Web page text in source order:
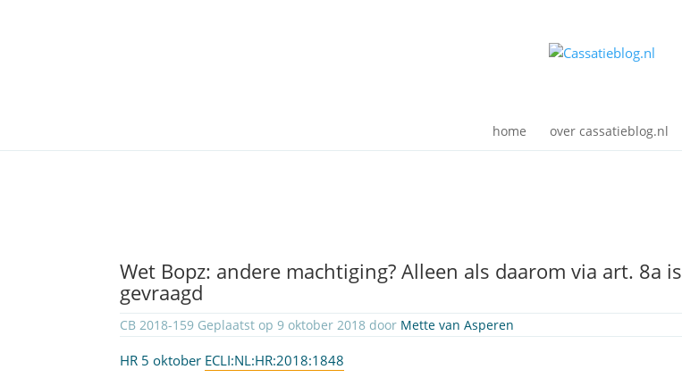
home over cassatieblog.nl
Wet Bopz: andere machtiging? Alleen als daarom via art. 8a is
gevraagd
CB 2018-159 Geplaatst op 9 oktober 2018 door Mette van Asperen
HR 5 oktober ECLI:NL:HR:2018:1848